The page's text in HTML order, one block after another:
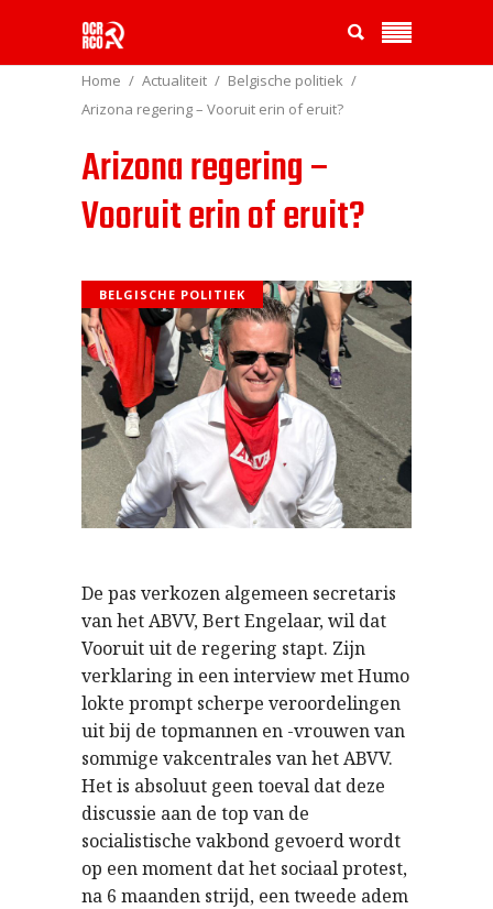
Home Actualiteit
Belgische politiek
Arizona regering – Vooruit erin of eruit?
Arizona regering –
Vooruit erin of eruit?
BELGISCHE POLITIEK
De pas verkozen algemeen secretaris
van het ABVV, Bert Engelaar, wil dat
Vooruit uit de regering stapt. Zijn
verklaring in een interview met Humo
lokte prompt scherpe veroordelingen
uit bij de topmannen en -vrouwen van
sommige vakcentrales van het ABVV.
Het is absoluut geen toeval dat deze
discussie aan de top van de
socialistische vakbond gevoerd wordt
op een moment dat het sociaal protest,
na 6 maanden strijd, een tweede adem